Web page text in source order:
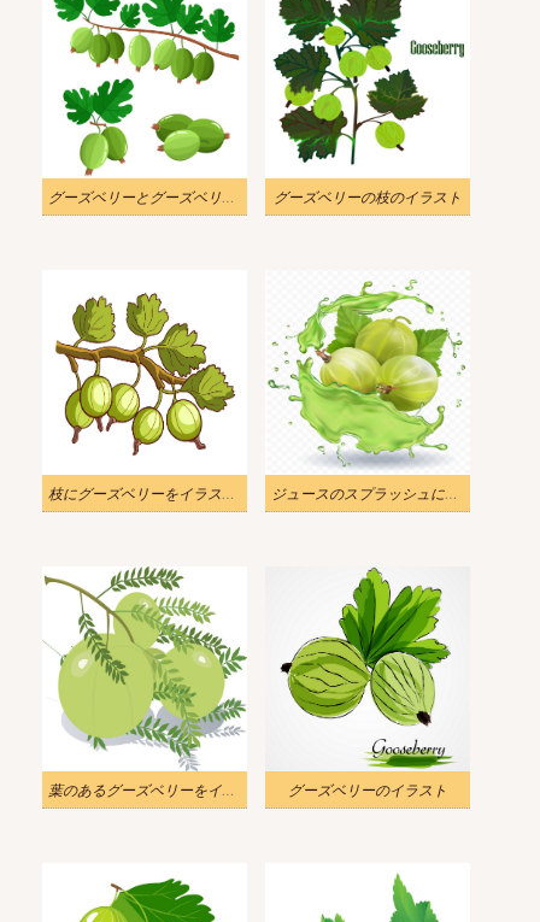
グーズベリーとグーズベリーの枝を示す グーズベリーの枝のイラスト
枝にグーズベリーをイラストします ジュースのスプラッシュにグーズベリーをイラストします
葉のあるグーズベリーをイラストします グーズベリーのイラスト